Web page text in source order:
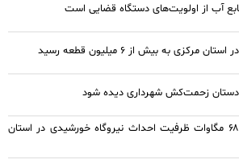
آب از اولویت‌های دستگاه قضایی است
مرکزی به بیش از ۶ میلیون قطعه رسید
دستان زحمت‌کش شهرداری دیده شود
شناسایی ۶۸۰۰ مگاوات ظرفیت احداث نیروگاه خورشیدی در استان